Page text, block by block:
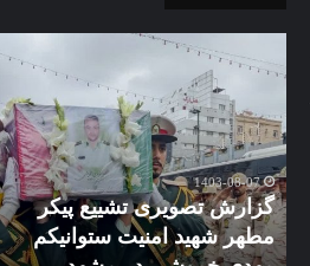
تصویری
سال
تحصیلی
دبیرستان
نمونه
دولتی
دخترانه
1403-07-02
گزارش تصویری آغاز سال
تحصیلی دبیرستان نمونه دولتی
دخترانه کوثر با حضورشهردار
منطقه یک و نایب رئیس شورای